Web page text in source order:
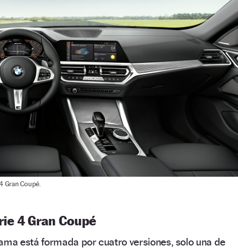
Gran Coupé.
4 Gran Coupé
está formada por cuatro versiones, solo una de